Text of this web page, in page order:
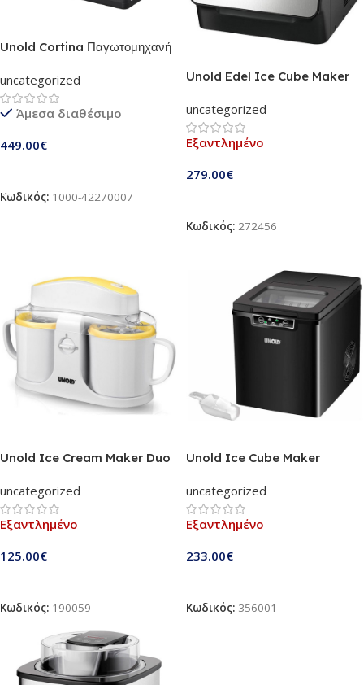
Unold Cortina Παγωτομηχανή
uncategorized
Άμεσα διαθέσιμο
449.00€
Κωδικός: 1000-42270007
Unold Edel Ice Cube Maker
uncategorized
Εξαντλημένο
279.00€
Κωδικός: 272456
Unold Ice Cream Maker Duo
uncategorized
Εξαντλημένο
125.00€
Κωδικός: 190059
Unold Ice Cube Maker
uncategorized
Εξαντλημένο
233.00€
Κωδικός: 356001